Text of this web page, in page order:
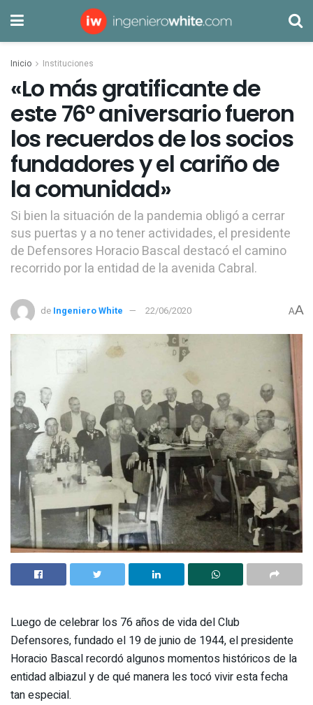
Inicio Instituciones
«Lo más gratificante de
este 76º aniversario fueron
los recuerdos de los socios
fundadores y el cariño de
la comunidad»
Si bien la situación de la pandemia obligó a cerrar
sus puertas y a no tener actividades, el presidente
de Defensores Horacio Bascal destacó el camino
recorrido por la entidad de la avenida Cabral.
de Ingeniero White 22/06/2020 AA
Luego de celebrar los 76 años de vida del Club
Defensores, fundado el 19 de junio de 1944, el presidente
Horacio Bascal recordó algunos momentos históricos de la
entidad albiazul y de qué manera les tocó vivir esta fecha
tan especial.